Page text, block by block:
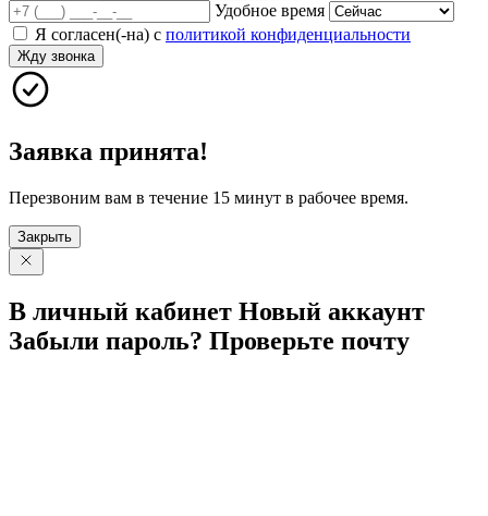
Удобное время
Я согласен(-на) с политикой конфиденциальности
Жду звонка
Заявка принята!
Перезвоним вам в течение 15 минут в рабочее время.
Закрыть
В личный кабинет Новый аккаунт
Забыли пароль? Проверьте почту